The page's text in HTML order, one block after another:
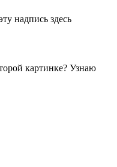
надпись здесь
картинке? Узнаю